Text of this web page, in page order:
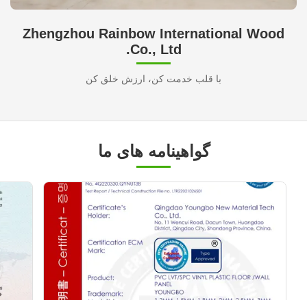
Zhengzhou Rainbow International Wood
Co., Ltd.
با قلب خدمت کن، ارزش خلق کن
گواهینامه های ما